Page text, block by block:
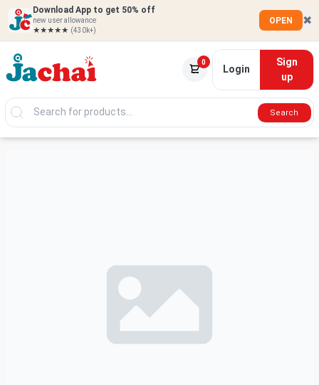
Download App to get 50% off
new user allowance
★★★★★ (430k+)
OPEN ✖
0
Login
Sign
up
Search